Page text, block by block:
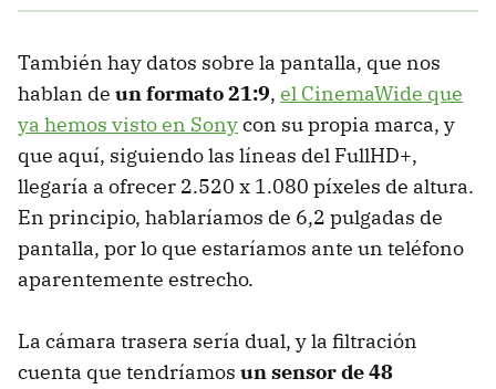
También hay datos sobre la pantalla, que nos
hablan de un formato 21:9, el CinemaWide que
ya hemos visto en Sonycon su propia marca, y
que aquí, siguiendo las líneas del FullHD+,
llegaría a ofrecer 2.520 x 1.080 píxeles de altura.
En principio, hablaríamos de 6,2 pulgadas de
pantalla, por lo que estaríamos ante un teléfono
aparentemente estrecho.
La cámara trasera sería dual, y la filtración
cuenta que tendríamos un sensor de 48